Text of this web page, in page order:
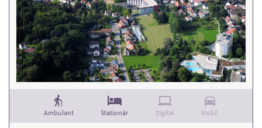
Ambulant Stationär Digital Mobil